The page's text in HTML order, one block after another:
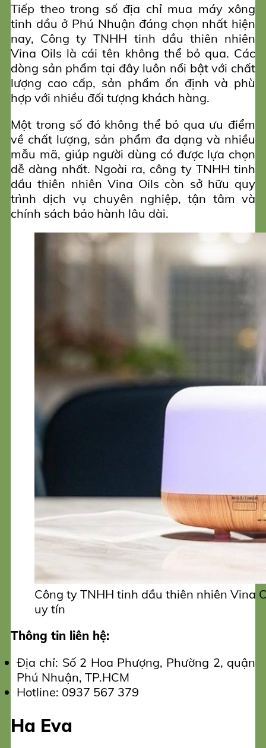
Tiếp theo trong số địa chỉ mua máy xông
tinh dầu ở Phú Nhuận đáng chọn nhất hiện
nay, Công ty TNHH tinh dầu thiên nhiên
Vina Oils là cái tên không thể bỏ qua. Các
dòng sản phẩm tại đây luôn nổi bật với chất
lượng cao cấp, sản phẩm ổn định và phù
hợp với nhiều đối tượng khách hàng.
Một trong số đó không thể bỏ qua ưu điểm
về chất lượng, sản phẩm đa dạng và nhiều
mẫu mã, giúp người dùng có được lựa chọn
dễ dàng nhất. Ngoài ra, công ty TNHH tinh
dầu thiên nhiên Vina Oils còn sở hữu quy
trình dịch vụ chuyên nghiệp, tận tâm và
chính sách bảo hành lâu dài.
Công ty TNHH tinh dầu thiên nhiên Vina
uy tín
Thông tin liên hệ:
Địa chỉ: Số 2 Hoa Phượng, Phường 2, quận
Phú Nhuận, TP.HCM
Hotline: 0937 567 379
Ha Eva